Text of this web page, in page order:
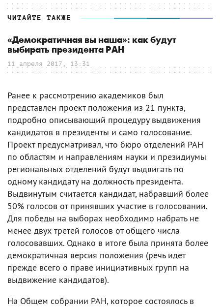
ЧИТАЙТЕ ТАКЖЕ
«Демократичная вы наша»: как будут
выбирать президента РАН
11 апреля 2017, 13:31
Ранее к рассмотрению академиков был
представлен проект положения из 21 пункта,
подробно описывающий процедуру выдвижения
кандидатов в президенты и само голосование.
Проект предусматривал, что бюро отделений РАН
по областям и направлениям науки и президиумы
региональных отделений будут выдвигать по
одному кандидату на должность президента.
Выдвинутым считается кандидат, набравший более
50% голосов от принявших участие в голосовании.
Для победы на выборах необходимо набрать не
менее двух третей голосов от общего числа
голосовавших. Однако в итоге была принята более
демократичная версия положения (речь идет
прежде всего о праве инициативных групп на
выдвижение кандидатов).
На Общем собрании РАН, которое состоялось в